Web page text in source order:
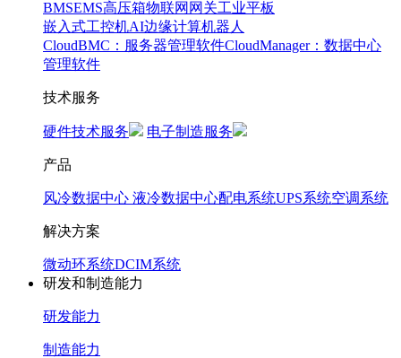
BMSEMS高压箱物联网网关工业平板
嵌入式工控机AI边缘计算机器人
CloudBMC：服务器管理软件CloudManager：数据中心
管理软件
技术服务
硬件技术服务 电子制造服务
产品
风冷数据中心 液冷数据中心配电系统UPS系统空调系统
解决方案
微动环系统DCIM系统
研发和制造能力
研发能力
制造能力